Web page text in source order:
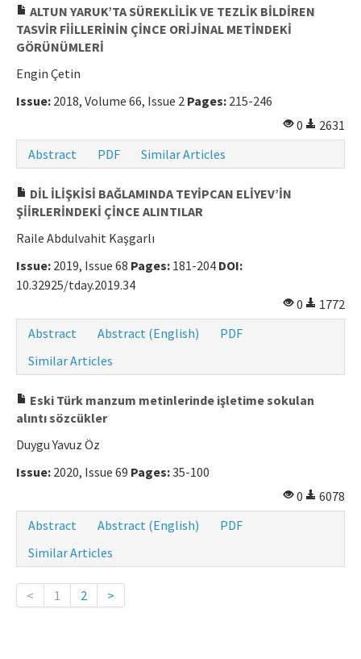
ALTUN YARUK’TA SÜREKLİLİK VE TEZLİK BİLDİREN
TASVİR FİİLLERİNİN ÇİNCE ORİJİNAL METİNDEKİ
GÖRÜNÜMLERİ
Engin Çetin
Issue: 2018, Volume 66, Issue 2 Pages: 215-246
0
2631
Abstract
PDF Similar Articles
DİL İLİŞKİSİ BAĞLAMINDA TEYİPCAN ELİYEV’İN
ŞİİRLERİNDEKİ ÇİNCE ALINTILAR
Raile Abdulvahit Kaşgarlı
Issue: 2019, Issue 68 Pages: 181-204 DOI:
10.32925/tday.2019.34
0
1772
Abstract
Abstract (English)
PDF
Similar Articles
Eski Türk manzum metinlerinde işletime sokulan
alıntı sözcükler
Duygu Yavuz Öz
Issue: 2020, Issue 69 Pages:35-100
0
6078
Abstract
Abstract (English)
PDF
Similar Articles
< 1 2 >